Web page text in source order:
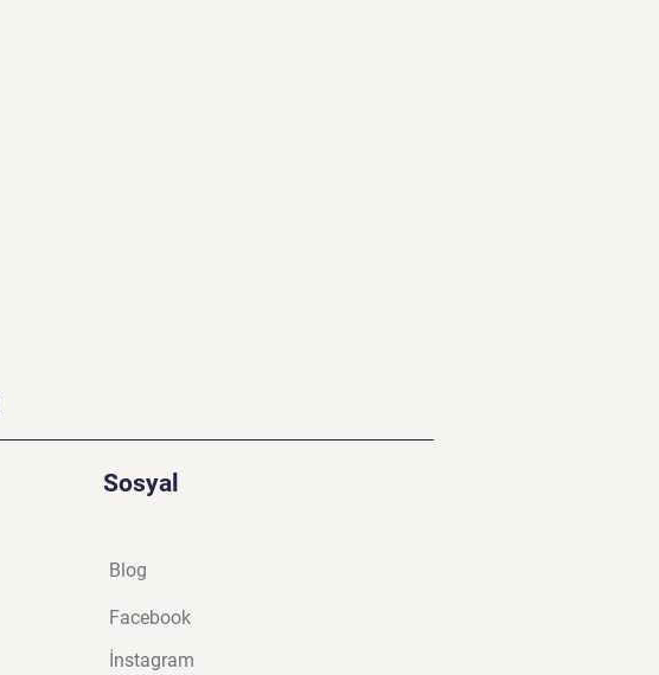
Sosyal
Blog
Facebook
İnstagram